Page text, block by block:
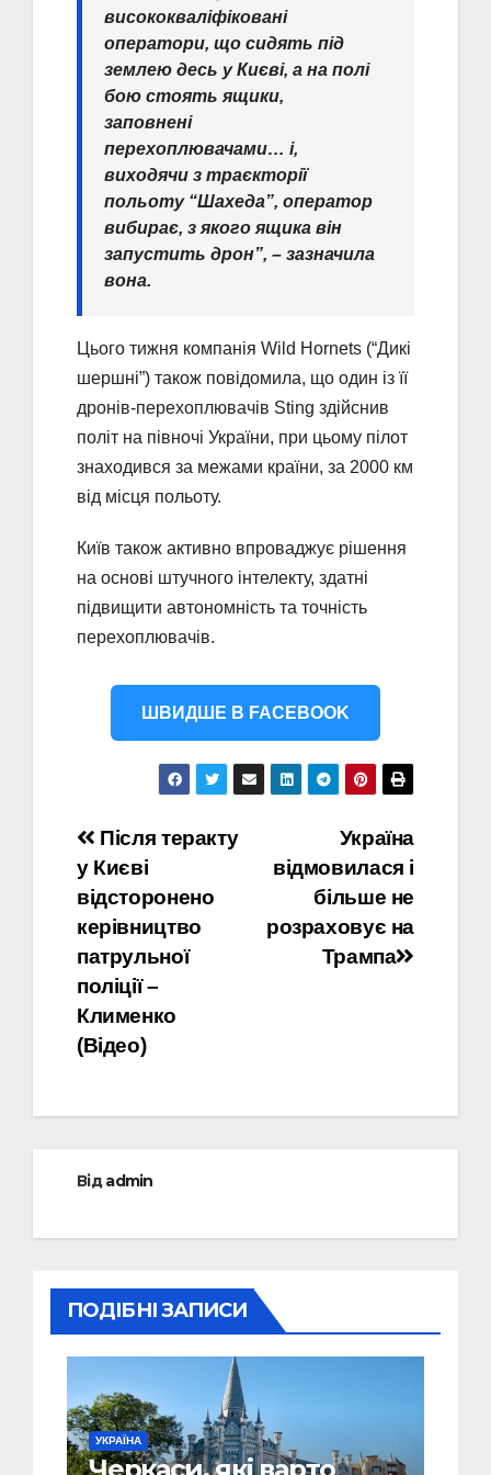
висококваліфіковані
оператори, що сидять під
землею десь у Києві, а на полі
бою стоять ящики,
заповнені
перехоплювачами… і,
виходячи з траєкторії
польоту “Шахеда”, оператор
вибирає, з якого ящика він
запустить дрон”, – зазначила
вона.
Цього тижня компанія Wild Hornets (“Дикі
шершні”) також повідомила, що один із її
дронів-перехоплювачів Sting здійснив
політ на півночі України, при цьому пілот
знаходився за межами країни, за 2000 км
від місця польоту.
Київ також активно впроваджує рішення
на основі штучного інтелекту, здатні
підвищити автономність та точність
перехоплювачів.
ШВИДШЕ В FACEBOOK
Навігація
записів
Україна
відмовилася і
більше не
розраховує на
Трампа
Після теракту
у Києві
відсторонено
керівництво
патрульної
поліції –
Клименко
(Відео)
Відadmin
ПОДІБНІ ЗАПИСИ
УКРАЇНА
Черкаси, які варто